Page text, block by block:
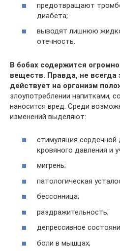
предотвращают
диабета;
выводят лишнюю
отечность.
В бобах содержится
веществ. Правда, не всегда
действует на организм
злоупотреблении напитками,
наносится вред. Среди
изменений выделяют:
стимуляция
кровяного давления и
мигрень;
патологическая
бессонница;
раздражительность;
депрессивное
боли в мышцах;